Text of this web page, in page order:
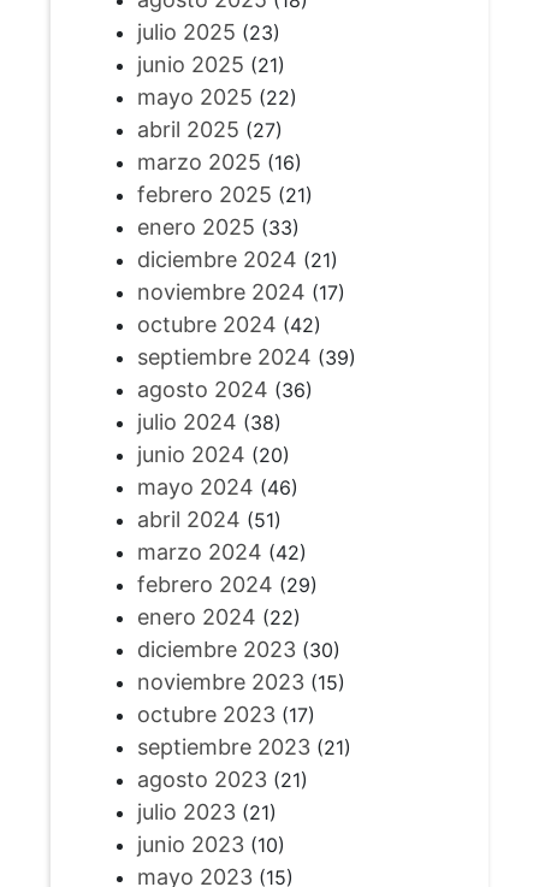
julio 2025 (23)
junio 2025 (21)
mayo 2025 (22)
abril 2025 (27)
marzo 2025 (16)
febrero 2025 (21)
enero 2025 (33)
diciembre 2024 (21)
noviembre 2024 (17)
octubre 2024 (42)
septiembre 2024 (39)
agosto 2024 (36)
julio 2024 (38)
junio 2024 (20)
mayo 2024 (46)
abril 2024 (51)
marzo 2024 (42)
febrero 2024 (29)
enero 2024 (22)
diciembre 2023(30)
noviembre 2023(15)
octubre 2023(17)
septiembre 2023(21)
agosto 2023(21)
julio 2023(21)
junio 2023(10)
mayo 2023(15)